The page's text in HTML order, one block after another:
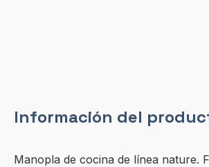
Información del
Manopla de cocina de línea nature.